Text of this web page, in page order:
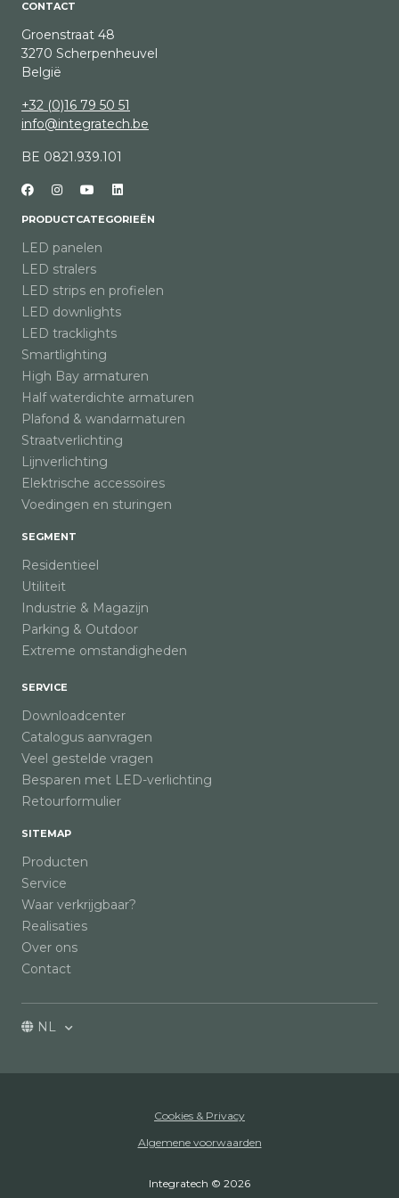
CONTACT
Groenstraat 48
3270 Scherpenheuvel
België
+32 (0)16 79 50 51
info@integratech.be
BE 0821.939.101
PRODUCTCATEGORIEËN
LED panelen
LED stralers
LED strips en profielen
LED downlights
LED tracklights
Smartlighting
High Bay armaturen
Half waterdichte armaturen
Plafond & wandarmaturen
Straatverlichting
Lijnverlichting
Elektrische accessoires
Voedingen en sturingen
SEGMENT
Residentieel
Utiliteit
Industrie & Magazijn
Parking & Outdoor
Extreme omstandigheden
SERVICE
Downloadcenter
Catalogus aanvragen
Veel gestelde vragen
Besparen met LED-verlichting
Retourformulier
SITEMAP
Producten
Service
Waar verkrijgbaar?
Realisaties
Over ons
Contact
NL
Cookies & Privacy
Algemene voorwaarden
Integratech © 2026